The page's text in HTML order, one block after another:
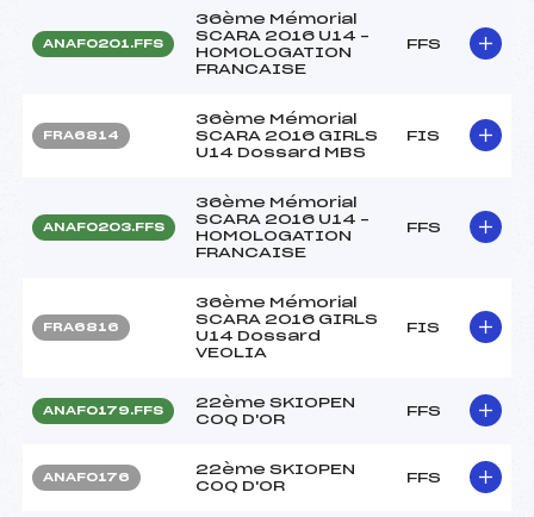
ANAF0201.FFS
36ème Mémorial
SCARA 2016 U14 –
HOMOLOGATION
FRANCAISE
FFS
FRA6814
36ème Mémorial
SCARA 2016 GIRLS
U14 Dossard MBS
FIS
ANAF0203.FFS
36ème Mémorial
SCARA 2016 U14 –
HOMOLOGATION
FRANCAISE
FFS
FRA6816
36ème Mémorial
SCARA 2016 GIRLS
U14 Dossard
VEOLIA
FIS
ANAF0179.FFS
22ème SKIOPEN
COQ D'OR
FFS
ANAF0176
22ème SKIOPEN
COQ D'OR
FFS